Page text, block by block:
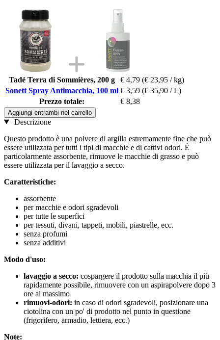
Tadé Terra di Sommières, 200 g € 4,79 (€ 23,95 / kg)
Sonett Spray Antimacchia, 100 ml € 3,59 (€ 35,90 / L)
Prezzo totale:
€ 8,38
Aggiungi entrambi nel carrello
Descrizione
Questo prodotto è una polvere di argilla estremamente fine che può
essere utilizzata per tutti i tipi di macchie e di cattivi odori. È
particolarmente assorbente, rimuove le macchie di grasso e può
essere utilizzata per il lavaggio a secco.
Caratteristiche:
assorbente
per macchie e odori sgradevoli
per tutte le superfici
per tessuti, divani, tappeti, mobili, piastrelle, ecc.
senza profumi
senza additivi
Modo d'uso:
lavaggio a secco: cospargere il prodotto sulla macchia il più
rapidamente possibile, rimuovere con un aspirapolvere dopo 3
ore al massimo
rimuovi-odori: in caso di odori sgradevoli, posizionare una
ciotolina con un po' di prodotto nel punto in questione
(frigorifero, armadio, lettiera, ecc.)
Note: